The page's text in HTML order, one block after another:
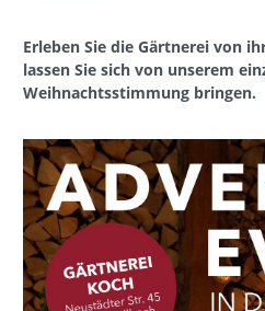
Erleben Sie die Gärtnerei von
lassen Sie sich von unserem
Weihnachtsstimmung bringen.